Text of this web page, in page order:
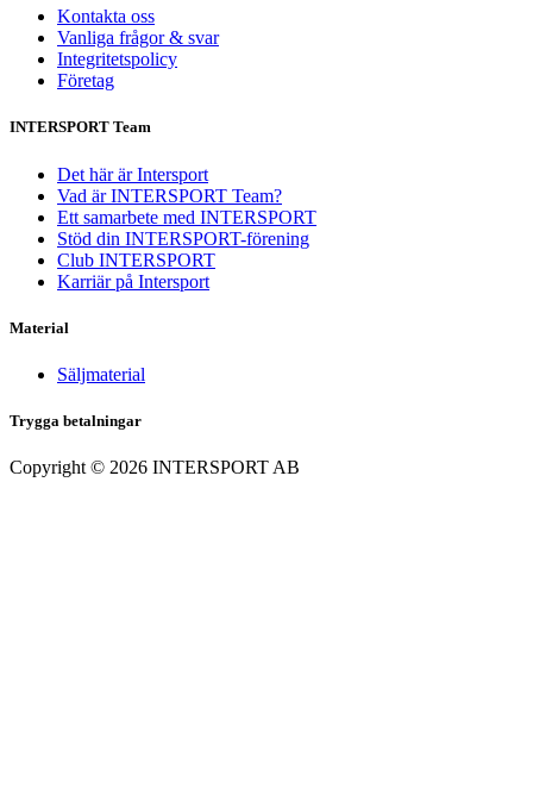
Kontakta oss
Vanliga frågor & svar
Integritetspolicy
Företag
INTERSPORT Team
Det här är Intersport
Vad är INTERSPORT Team?
Ett samarbete med INTERSPORT
Stöd din INTERSPORT-förening
Club INTERSPORT
Karriär på Intersport
Material
Säljmaterial
Trygga betalningar
Copyright © 2026 INTERSPORT AB